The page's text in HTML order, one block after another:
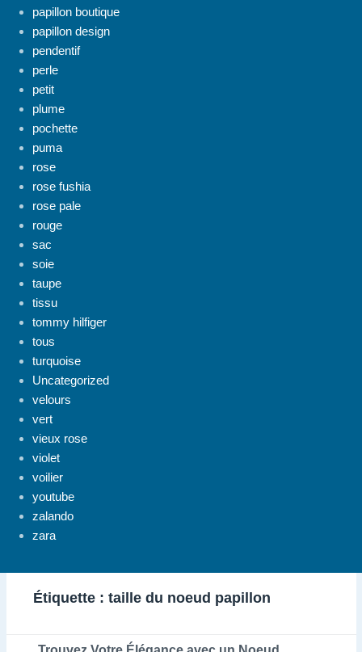
papillon boutique
papillon design
pendentif
perle
petit
plume
pochette
puma
rose
rose fushia
rose pale
rouge
sac
soie
taupe
tissu
tommy hilfiger
tous
turquoise
Uncategorized
velours
vert
vieux rose
violet
voilier
youtube
zalando
zara
Étiquette : taille du noeud papillon